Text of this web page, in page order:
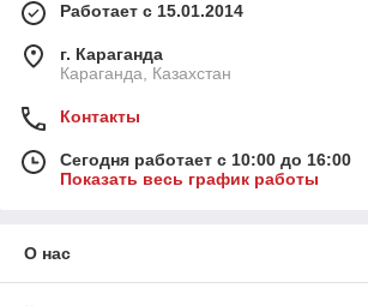
Работает с 15.01.2014
г. Караганда
Караганда, Казахстан
Контакты
Сегодня работает с 10:00 до 16:00
Показать весь график работы
О нас